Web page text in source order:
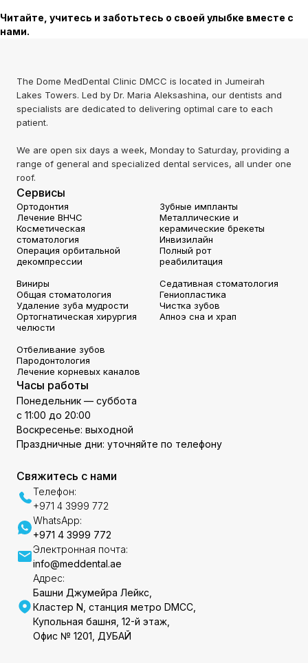
Читайте, учитесь и заботьтесь о своей улыбке вместе с
нами.
The Dome MedDental Clinic DMCC is located in Jumeirah
Lakes Towers. Led by Dr. Maria Aleksashina, our dentists and
specialists are dedicated to delivering optimal care to each
patient.
We are open six days a week, Monday to Saturday, providing a
range of general and specialized dental services, all under one
roof.
Сервисы
Ортодонтия
Лечение ВНЧС
Косметическая
стоматология
Операция орбитальной
декомпрессии
Зубные импланты
Металлические и
керамические брекеты
Инвизилайн
Полный рот
реабилитация
Виниры
Общая стоматология
Удаление зуба мудрости
Ортогнатическая хирургия
челюсти
Седативная стоматология
Гениопластика
Чистка зубов
Апноэ сна и храп
Отбеливание зубов
Пародонтология
Лечение корневых каналов
Часы работы
Понедельник — суббота
с 11:00 до 20:00
Воскресенье: выходной
Праздничные дни: уточняйте по телефону
Свяжитесь с нами
Телефон:
+971 4 3999 772
WhatsApp:
+971 4 3999 772
Электронная почта:
info@meddental.ae
Адрес:
Башни Джумейра Лейкс,
Кластер N, станция метро DMCC,
Купольная башня, 12-й этаж,
Офис № 1201, ДУБАЙ